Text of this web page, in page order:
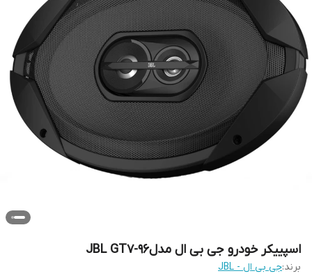
اسپییکر خودرو جی بی ال مدلJBL GT7-96
برند:جی بی ال - JBL